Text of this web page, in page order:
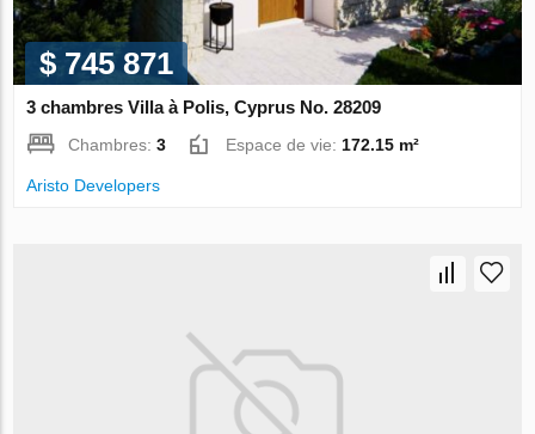
$ 745 871
3 chambres Villa à Polis, Cyprus No. 28209
Chambres:3 Espace de vie: 172.15 m²
Aristo Developers